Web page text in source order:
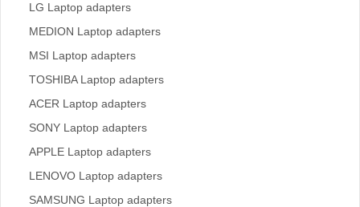
LG Laptop adapters
MEDION Laptop adapters
MSI Laptop adapters
TOSHIBA Laptop adapters
ACER Laptop adapters
SONY Laptop adapters
APPLE Laptop adapters
LENOVO Laptop adapters
SAMSUNG Laptop adapters